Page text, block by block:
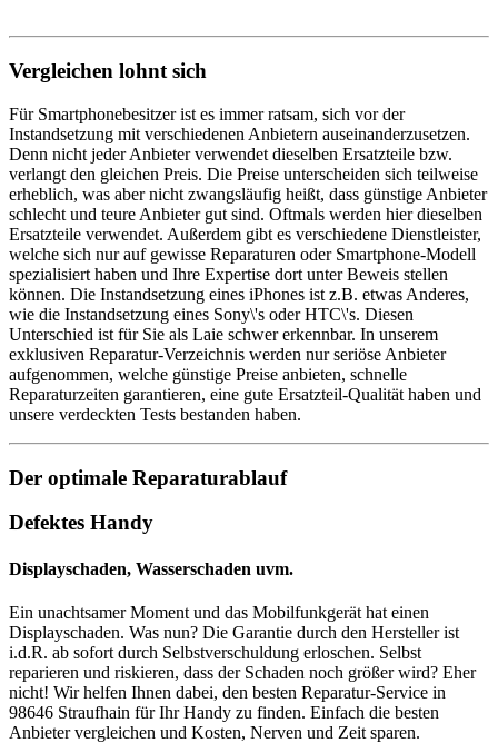
Vergleichen lohnt sich
Für Smartphonebesitzer ist es immer ratsam, sich vor der
Instandsetzung mit verschiedenen Anbietern auseinanderzusetzen.
Denn nicht jeder Anbieter verwendet dieselben Ersatzteile bzw.
verlangt den gleichen Preis. Die Preise unterscheiden sich teilweise
erheblich, was aber nicht zwangsläufig heißt, dass günstige Anbieter
schlecht und teure Anbieter gut sind. Oftmals werden hier dieselben
Ersatzteile verwendet. Außerdem gibt es verschiedene Dienstleister,
welche sich nur auf gewisse Reparaturen oder Smartphone-Modell
spezialisiert haben und Ihre Expertise dort unter Beweis stellen
können. Die Instandsetzung eines iPhones ist z.B. etwas Anderes,
wie die Instandsetzung eines Sony\'s oder HTC\'s. Diesen
Unterschied ist für Sie als Laie schwer erkennbar. In unserem
exklusiven Reparatur-Verzeichnis werden nur seriöse Anbieter
aufgenommen, welche günstige Preise anbieten, schnelle
Reparaturzeiten garantieren, eine gute Ersatzteil-Qualität haben und
unsere verdeckten Tests bestanden haben.
Der optimale Reparaturablauf
Defektes Handy
Displayschaden, Wasserschaden uvm.
Ein unachtsamer Moment und das Mobilfunkgerät hat einen
Displayschaden. Was nun? Die Garantie durch den Hersteller ist
i.d.R. ab sofort durch Selbstverschuldung erloschen. Selbst
reparieren und riskieren, dass der Schaden noch größer wird? Eher
nicht! Wir helfen Ihnen dabei, den besten Reparatur-Service in
98646 Straufhain für Ihr Handy zu finden. Einfach die besten
Anbieter vergleichen und Kosten, Nerven und Zeit sparen.